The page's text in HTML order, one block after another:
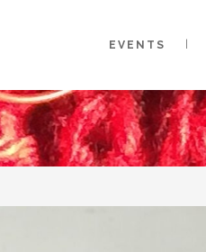
EVENTS